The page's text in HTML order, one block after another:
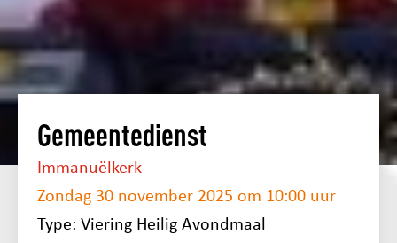
Gemeentedienst
Immanuëlkerk
Zondag 30 november 2025 om 10:00 uur
Type: Viering Heilig Avondmaal